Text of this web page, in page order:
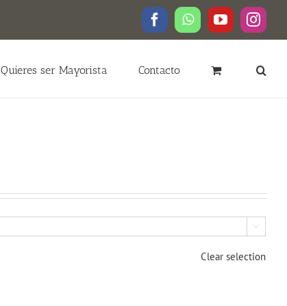
FacebookWhatsAppYouTube
Quieres ser Mayorista Contacto

Clear selection